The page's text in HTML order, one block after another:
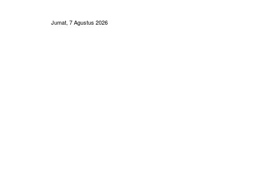
Jumat, 7 Agustus 2026